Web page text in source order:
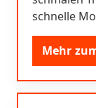
schnelle
Mehr